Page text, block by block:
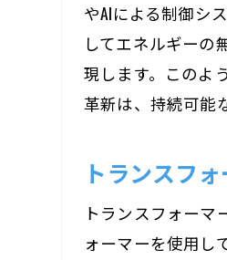
やAIによる制御シ
してエネルギーの
現します。このよ
革新は、持続可能
トランスフ
トランスフォーマ
ォーマーを使用し